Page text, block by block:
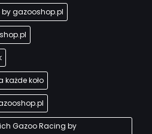
by gazooshop.pl
koło
Gazoo Racing by